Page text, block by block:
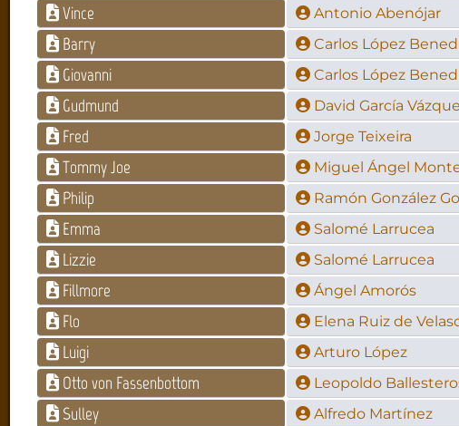
Vince Antonio Abenójar
Barry Carlos López
Giovanni Carlos López
Gudmund David García
Fred Jorge Teixeira
Tommy Joe Miguel Ángel
Philip Ramón González
Emma Salomé Larrucea
Lizzie Salomé Larrucea
Fillmore Ángel Amorós
Flo Elena Ruiz de
Luigi Arturo López
Otto von Fassenbottom Leopoldo
Sulley Alfredo Martínez